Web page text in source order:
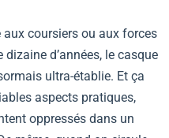
aux coursiers ou aux forces
dizaine d’années, le casque
ultra-établie. Et ça
aspects pratiques,
oppressés dans un